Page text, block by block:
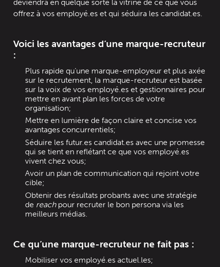
deviendra en quelque sorte la vitrine de ce que vous
offrez à vos employé.es et qui séduira les candidat.es.
Voici les avantages d’une marque-recruteur
:
Plus rapide qu’une marque-employeur et plus axée
sur le recrutement, la marque-recruteur est basée
sur la voix de vos employé.es et gestionnaires pour
mettre en avant plan les forces de votre
organisation;
Mettre en lumière de façon claire et concise vos
avantages concurrentiels;
Séduire les futur.es candidat.es avec une promesse
qui se tient en reflétant ce que vos employé.es
vivent chez vous;
Avoir un plan de communication qui rejoint votre
cible;
Obtenir des résultats probants avec une stratégie
de reachpour recruter le bon persona via les
meilleurs médias.
Ce qu’une marque-recruteur ne fait pas :
Mobiliser vos employé.es actuel.les;